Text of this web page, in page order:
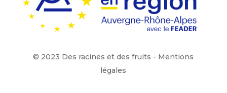
© 2023 Des racines et des fruits - Mentions
légales